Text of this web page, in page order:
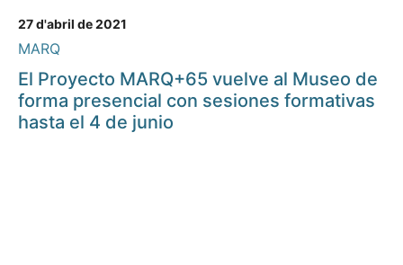
27 d'abril de 2021
MARQ
El Proyecto MARQ+65 vuelve al Museo de
forma presencial con sesiones formativas
hasta el 4 de junio